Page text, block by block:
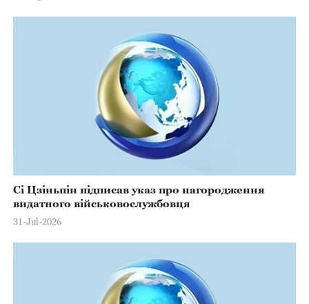
Сі Цзіньпін підписав указ про нагородження
видатного військовослужбовця
31-Jul-2026